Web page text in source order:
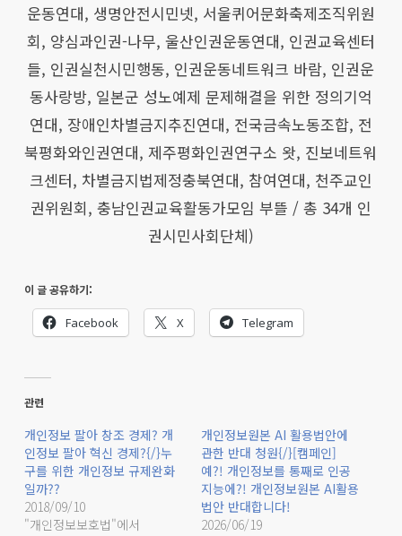
운동연대, 생명안전시민넷, 서울퀴어문화축제조직위원
회, 양심과인권-나무, 울산인권운동연대, 인권교육센터
들, 인권실천시민행동, 인권운동네트워크 바람, 인권운
동사랑방, 일본군 성노예제 문제해결을 위한 정의기억
연대, 장애인차별금지추진연대, 전국금속노동조합, 전
북평화와인권연대, 제주평화인권연구소 왓, 진보네트워
크센터, 차별금지법제정충북연대, 참여연대, 천주교인
권위원회, 충남인권교육활동가모임 부뜰 / 총 34개 인
권시민사회단체)
이 글 공유하기:
Facebook X Telegram
관련
개인정보 팔아 창조 경제? 개
인정보 팔아 혁신 경제?{/}누
구를 위한 개인정보 규제완화
일까??
2018/09/10
"개인정보보호법"에서
개인정보원본 AI 활용법안에
관한 반대 청원{/}[캠페인]
예?! 개인정보를 통째로 인공
지능에?! 개인정보원본 AI활용
법안 반대합니다!
2026/06/19